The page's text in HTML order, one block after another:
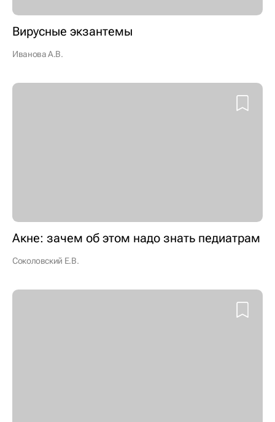
Вирусные экзантемы
Иванова А.В.
Акне: зачем об этом надо знать педиатрам
Соколовский Е.В.